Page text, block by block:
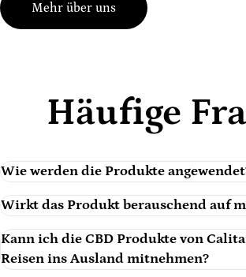
Mehr über uns
Häufige
Wie werden die Produkte
Wirkt das Produkt berauschend auf
Kann ich die CBD Produkte von
Reisen ins Ausland mitnehmen?